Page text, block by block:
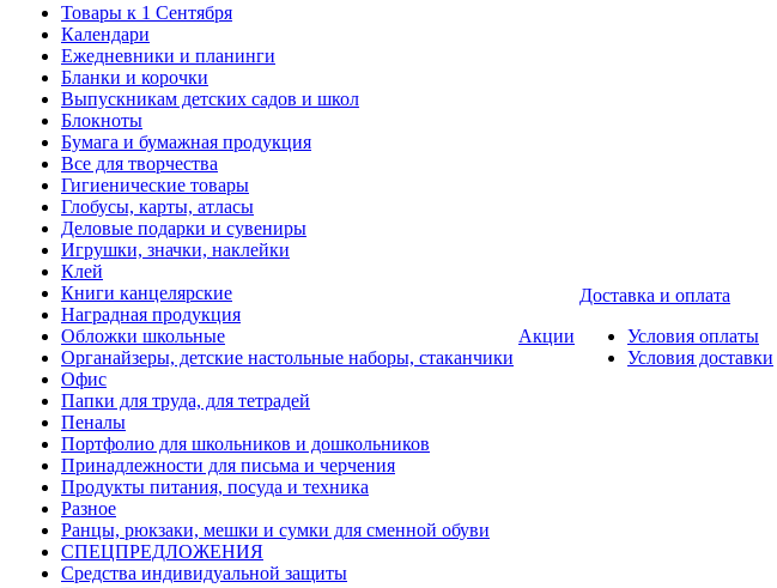
Товары к 1 Сентября
Календари
Ежедневники и планинги
Бланки и корочки
Выпускникам детских садов и школ
Блокноты
Бумага и бумажная продукция
Все для творчества
Гигиенические товары
Глобусы, карты, атласы
Деловые подарки и сувениры
Игрушки, значки, наклейки
Клей
Книги канцелярские
Наградная продукция
Обложки школьные
Органайзеры, детские настольные наборы, стаканчики
Офис
Папки для труда, для тетрадей
Пеналы
Портфолио для школьников и дошкольников
Принадлежности для письма и черчения
Продукты питания, посуда и техника
Разное
Ранцы, рюкзаки, мешки и сумки для сменной обуви
СПЕЦПРЕДЛОЖЕНИЯ
Средства индивидуальной защиты
Акции
Доставка и оплата
Условия оплаты
Условия доставки